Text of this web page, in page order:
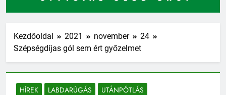
Kezdőoldal 2021 november
24
Szépségdíjas gól sem ért győzelmet
HÍREK LABDARÚGÁS UTÁNPÓTLÁS